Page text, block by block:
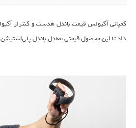
داد تا این محصول قیمتی معادل باندل پلی‌استیشن VR داشته باشد.